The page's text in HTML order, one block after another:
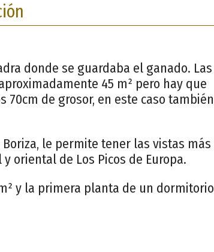
donde se guardaba el ganado. Las
45 m² pero hay que
de grosor, en este caso también
le permite tener las vistas más
oriental de Los Picos de Europa.
y la primera planta de un dormitorio